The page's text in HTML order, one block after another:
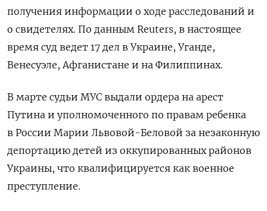
получения информации о ходе расследований и
о свидетелях. По данным Reuters, в настоящее
время суд ведет 17 дел в Украине, Уганде,
Венесуэле, Афганистане и на Филиппинах.
В марте судьи МУС выдали ордера на арест
Путина и уполномоченного по правам ребенка
в России Марии Львовой-Беловой за незаконную
депортацию детей из оккупированных районов
Украины, что квалифицируется как военное
преступление.